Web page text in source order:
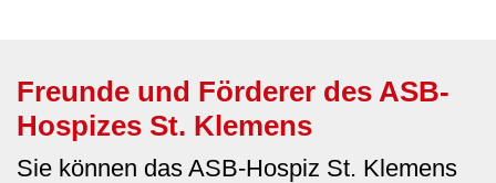
Freunde und Förderer des ASB-
Hospizes St. Klemens
Sie können das ASB-Hospiz St. Klemens